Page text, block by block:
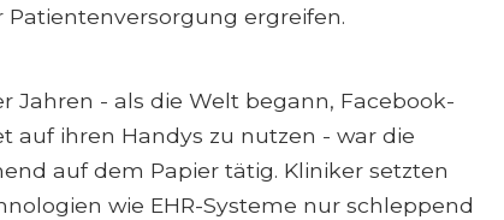
ergreifen.
- als die Welt begann, Facebook-
auf ihren Handys zu nutzen - war die
auf dem Papier tätig. Kliniker setzten
wie EHR-Systeme nur schleppend